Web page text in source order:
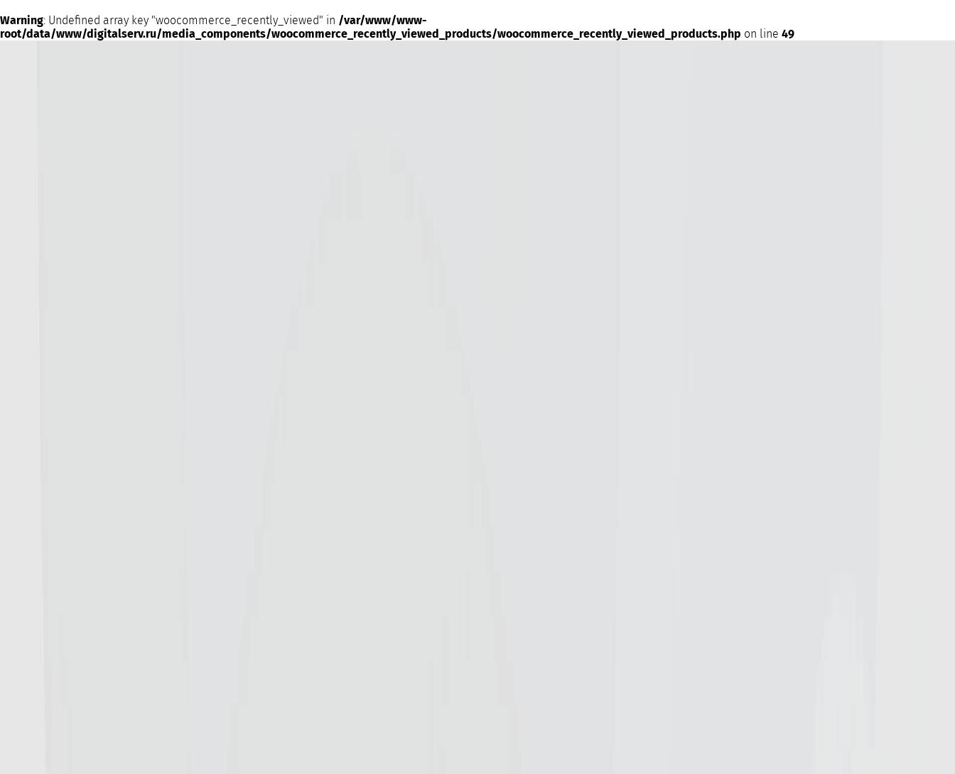
Warning: Undefined array key "woocommerce_recently_viewed" in /var/www/www-
root/data/www/digitalserv.ru/media_components/woocommerce_recently_viewed_products/woocommerce_recently_viewed_products.php on line 49